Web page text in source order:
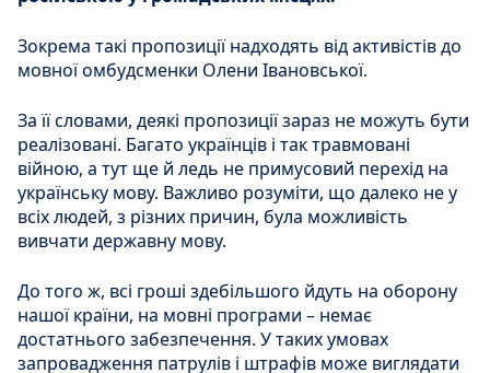
Зокрема такі пропозиції надходять від активістів до
мовної омбудсменки Олени Івановської.
За її словами, деякі пропозиції зараз не можуть бути
реалізовані. Багато українців і так травмовані
війною, а тут ще й ледь не примусовий перехід на
українську мову. Важливо розуміти, що далеко не у
всіх людей, з різних причин, була можливість
вивчати державну мову.
До того ж, всі гроші здебільшого йдуть на оборону
нашої країни, на мовні програми – немає
достатнього забезпечення. У таких умовах
запровадження патрулів і штрафів може виглядати